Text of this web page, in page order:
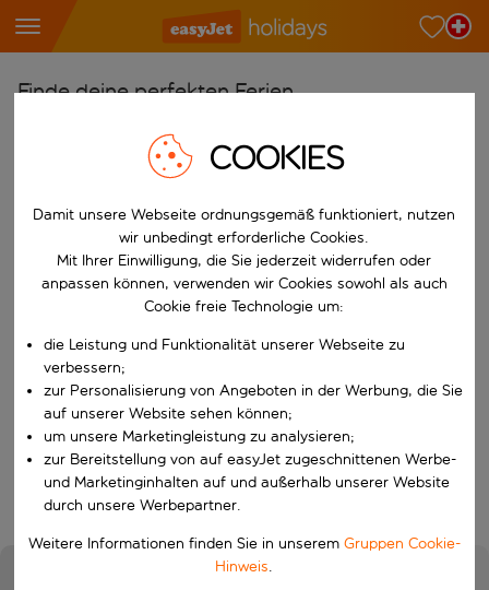
Finde deine perfekten Ferien
Beginne mit der Eingabe für die automatische
Wähle deine Flughäfen
Beginne mit der Eingabe für die automatische
Reiseziele finden
Nach
W&auml;hle ein Ab- und R&uuml;ckflugdatum aus.
Wann
Wer
Suchen
COOKIES
Damit unsere Webseite ordnungsgemäß funktioniert, nutzen
wir unbedingt erforderliche Cookies.
Mit Ihrer Einwilligung, die Sie jederzeit widerrufen oder
anpassen können, verwenden wir Cookies sowohl als auch
Cookie freie Technologie um:
die Leistung und Funktionalität unserer Webseite zu
verbessern;
zur Personalisierung von Angeboten in der Werbung, die Sie
auf unserer Website sehen können;
um unsere Marketingleistung zu analysieren;
zur Bereitstellung von auf easyJet zugeschnittenen Werbe-
und Marketinginhalten auf und außerhalb unserer Website
durch unsere Werbepartner.
Weitere Informationen finden Sie in unserem Gruppen Cookie-
Hinweis.